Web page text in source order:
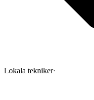
Lokala tekniker·